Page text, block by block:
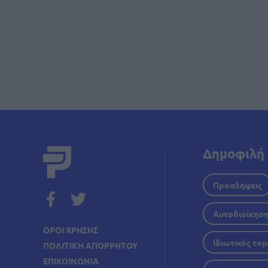
ΟΡΟΙ ΧΡΗΣΗΣ
ΠΟΛΙΤΙΚΗ ΑΠΟΡΡΗΤΟΥ
ΕΠΙΚΟΙΝΩΝΙΑ
Δημοφιλή
Προσλήψεις
Αυτοδιοίκηση
Ιδιωτικός